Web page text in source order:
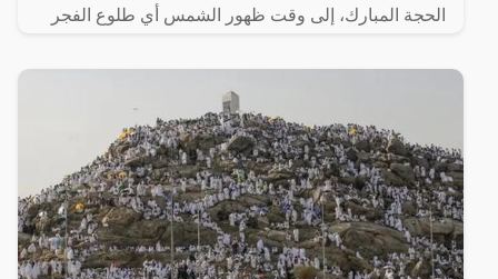
الحجة المبارك، إلى وقت ظهور الشمس أي طلوع الفجر